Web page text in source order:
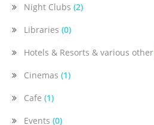
Night Clubs (2)
Libraries (0)
Hotels & Resorts & various other
Cinemas (1)
Cafe (1)
Events (0)